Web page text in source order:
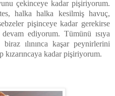
çekinceye kadar pişiriyorum.
halka halka kesilmiş havuç,
pişinceye kadar gerekirse
ediyorum. Tümünü ısıya
ılınınca kaşar peynirlerini
kızarıncaya kadar pişiriyorum.